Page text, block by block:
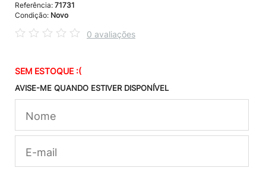
Referência: 71731
Condição: Novo
0 avaliações
SEM ESTOQUE :(
AVISE-ME QUANDO ESTIVER DISPONÍVEL